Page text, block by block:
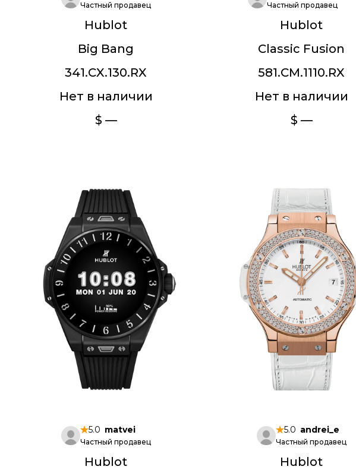
Частный продавец
Hublot
Big Bang
341.CX.130.RX
Нет в наличии
$ —
Частный продавец
Hublot
Classic Fusion
581.CM.1110.RX
Нет в наличии
$ —
5.0 matvei
Частный продавец
Hublot
5.0 andrei_e
Частный продавец
Hublot